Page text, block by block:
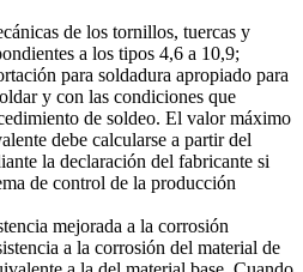
de los tornillos, tuercas y
a los tipos 4,6 a 10,9;
para soldadura apropiado para
y con las condiciones que
de soldeo. El valor máximo
debe calcularse a partir del
la declaración del fabricante si
de control de la producción
mejorada a la corrosión
a la corrosión del material de